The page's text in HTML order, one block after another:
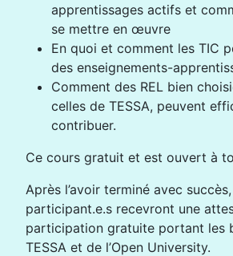
apprentissages actifs et
se mettre en œuvre
En quoi et comment les TIC
des enseignements-
Comment des REL bien
celles de TESSA, peuvent
contribuer.
Ce cours gratuit et est ouvert à
Après l’avoir terminé avec
participant.e.s recevront une
participation gratuite portant les
TESSA et de l’Open University.